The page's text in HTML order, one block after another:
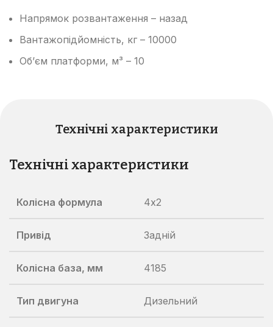
Напрямок розвантаження – назад
Вантажопідйомність, кг – 10000
Об’єм платформи, м³ – 10
Технічні характеристики
Технічні характеристики
Колісна формула 4х2
Привід Задній
Колісна база, мм 4185
Тип двигуна Дизельний